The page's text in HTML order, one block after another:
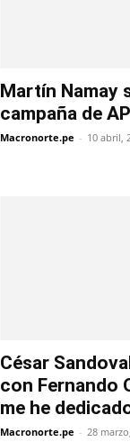
Martín Namay
campaña de
Macronorte.pe - 10 abril,
César
con Fernando
me he
Macronorte.pe - 28